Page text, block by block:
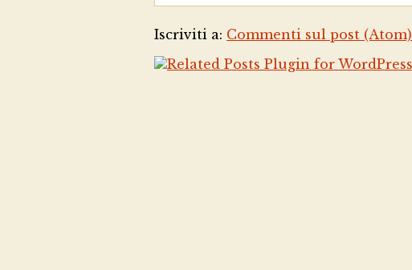
Iscriviti a: Commenti sul post (Atom)